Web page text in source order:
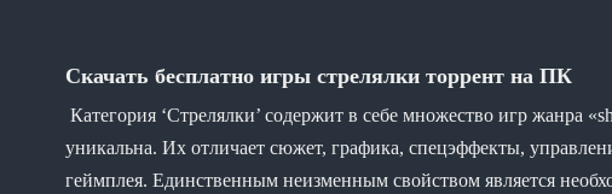
Скачать бесплатно игры стрелялки торрент на ПК
Категория ‘Стрелялки’ содержит в себе множество игр жанра
уникальна. Их отличает сюжет, графика, спецэффекты,
геймплея. Единственным неизменным свойством является